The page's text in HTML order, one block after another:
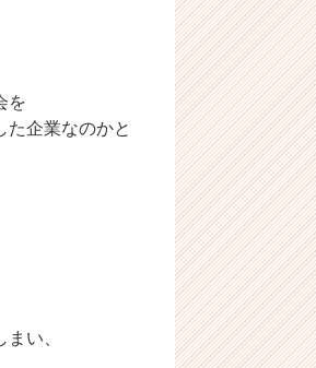
を
た企業なのかと
い、